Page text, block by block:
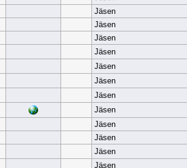
Jäsen
Jäsen
Jäsen
Jäsen
Jäsen
Jäsen
Jäsen
Jäsen
Jäsen
Jäsen
Jäsen
Jäsen